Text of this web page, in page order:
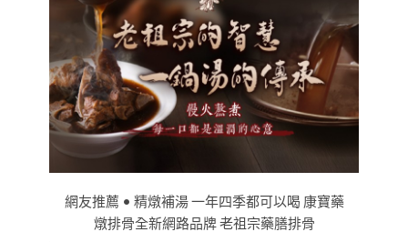
網友推薦 • 精燉補湯 一年四季都可以喝 康寶藥
燉排骨全新網路品牌 老祖宗藥膳排骨